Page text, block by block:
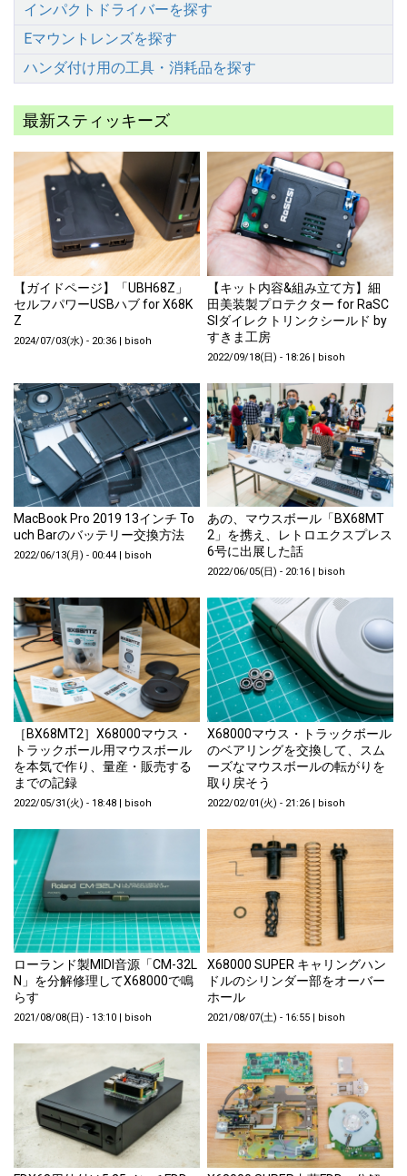
インパクトドライバーを探す
Eマウントレンズを探す
ハンダ付け用の工具・消耗品を探す
最新スティッキーズ
【ガイドページ】「UBH68Z」
セルフパワーUSBハブ for X68K
Z
2024/07/03(水) - 20:36 | bisoh
【キット内容&組み立て方】細
田美装製プロテクター for RaSC
SIダイレクトリンクシールド by
すきま工房
2022/09/18(日) - 18:26 | bisoh
MacBook Pro 2019 13インチ To
uch Barのバッテリー交換方法
2022/06/13(月) - 00:44 bisoh
あの、マウスボール「BX68MT
2」を携え、レトロエクスプレス
6号に出展した話
2022/06/05(日) - 20:16 bisoh
［BX68MT2］X68000マウス・
トラックボール用マウスボール
を本気で作り、量産・販売する
までの記録
2022/05/31(火) - 18:48 | bisoh
X68000マウス・トラックボール
のベアリングを交換して、スム
ーズなマウスボールの転がりを
取り戻そう
2022/02/01(火) - 21:26 | bisoh
ローランド製MIDI音源「CM-32L
N」を分解修理してX68000で鳴
らす
2021/08/08(日) - 13:10 bisoh
X68000 SUPER キャリングハン
ドルのシリンダー部をオーバー
ホール
2021/08/07(土) - 16:55 bisoh